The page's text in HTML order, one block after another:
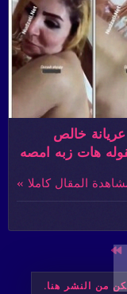
خالص
هات زبه امصه
المقال كاملا »
من النشر هنا.